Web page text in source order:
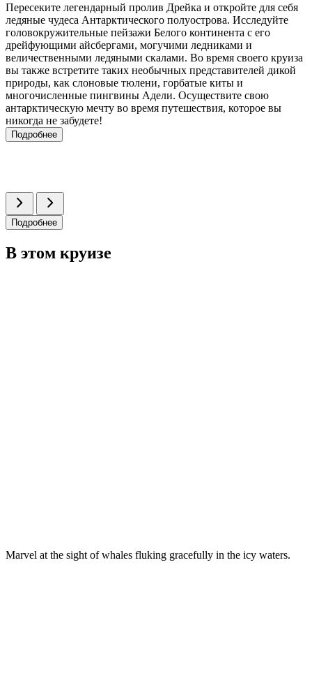
Пересеките легендарный пролив Дрейка и откройте для себя
ледяные чудеса Антарктического полуострова. Исследуйте
головокружительные пейзажи Белого континента с его
дрейфующими айсбергами, могучими ледниками и
величественными ледяными скалами. Во время своего круиза
вы также встретите таких необычных представителей дикой
природы, как слоновые тюлени, горбатые киты и
многочисленные пингвины Адели. Осуществите свою
антарктическую мечту во время путешествия, которое вы
никогда не забудете!
Подробнее
Подробнее
В этом круизе
Marvel at the sight of whales fluking gracefully in the icy waters.